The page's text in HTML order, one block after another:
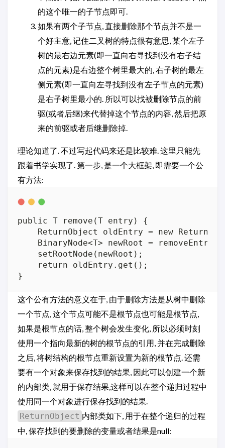
的这个唯一的子节点即可.
如果有两个子节点, 直接删除那个节点并不是一
个好主意, 记住二叉树的特点很有意思, 某个左子
树的最右边元素(即一直向右寻找到没有右子结
点的元素)是右边整个树里最大的, 右子树的最左
侧元素(即一直向左寻找到没有左子节点的元素)
是右子树里最小的. 所以可以找被删除节点的前
驱(或者后继)来代替掉这个节点的内容, 然后把原
来的前驱或者后继删除掉.
理论知道了. 不过写起代码来还是比较难. 这里只能先
跟着书学实现了. 第一步, 是一个大框架, 即需要一个公
有方法:
public T remove(T entry) {
ReturnObject oldEntry = new
BinaryNode<T> newRoot =
    setRootNode(newRoot);
    return oldEntry.get();
这个公有方法的意义在于, 由于删除方法是从树中删除
一个节点, 这个节点可能不是根节点也可能是根节点,
如果是根节点的话, 整个树会发生变化, 所以必须时刻
使用一个指向最新的树的根节点的引用, 并在完成删除
之后, 将树结构的根节点重新设置为新的根节点. 还需
要有一个对象来保存找到的结果, 因此可以创建一个新
的内部类, 就用于保存结果,这样可以在整个递归过程中
使用同一个对象进行保存找到的结果.
ReturnObject 内部类如下, 用于在整个递归的过程
中, 保存找到的要删除的变量或者结果是null: